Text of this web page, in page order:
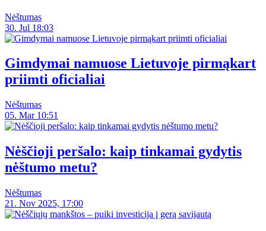
Nėštumas
30. Jul 18:03
Gimdymai namuose Lietuvoje pirmąkart
priimti oficialiai
Nėštumas
05. Mar 10:51
Nėščioji peršalo: kaip tinkamai gydytis
nėštumo metu?
Nėštumas
21. Nov 2025, 17:00